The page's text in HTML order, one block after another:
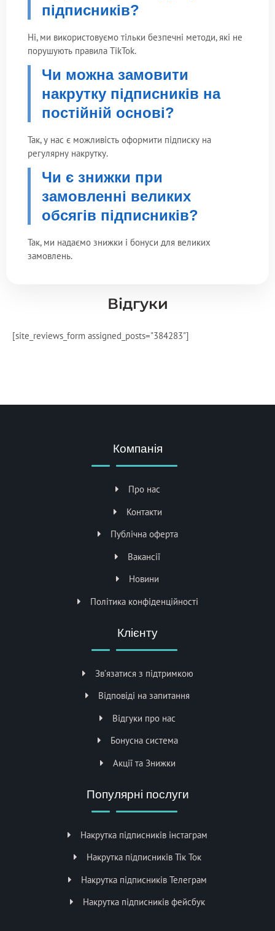
підписників?
Ні, ми використовуємо тільки безпечні методи, які не
порушують правила TikTok.
Чи можна замовити
накрутку підписників на
постійній основі?
Так, у нас є можливість оформити підписку на
регулярну накрутку.
Чи є знижки при
замовленні великих
обсягів підписників?
Так, ми надаємо знижки і бонуси для великих
замовлень.
Відгуки
[site_reviews_form assigned_posts="384283"]
Компанія
Про нас
Контакти
Публічна оферта
Вакансії
Новини
Політика конфіденційності
Клієнту
Зв’язатися з підтримкою
Відповіді на запитання
Відгуки про нас
Бонусна система
Акції та Знижки
Популярні послуги
Накрутка підписників інстаграм
Накрутка підписників Тік Ток
Накрутка підписників Телеграм
Накрутка підписників фейсбук